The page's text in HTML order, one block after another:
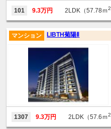
101 9.3万円 2LDK（57.78ｍ2
LIBTH菊陽Ⅱ
マンション
1307 9.3万円 2LDK（57.6ｍ2